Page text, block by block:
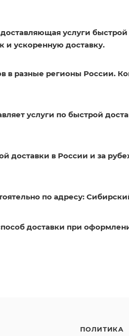
услуги
и ускоренную доставку.
в разные регионы России.
услуги по быстрой
доставки в России и за
по адресу:
доставки при
ПОЛИТИКА